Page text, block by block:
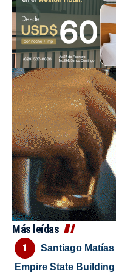
Más leídas
Santiago
Empire State